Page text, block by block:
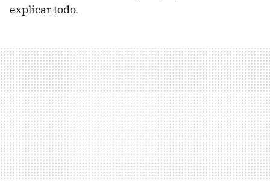
explicar todo.